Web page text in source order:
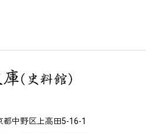
都中野区上高田5-16-1